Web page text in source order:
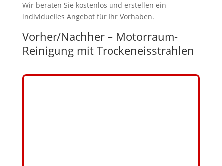
Wir beraten Sie kostenlos und erstellen ein
individuelles Angebot für Ihr Vorhaben.
Vorher/Nachher – Motorraum-
Reinigung mit Trockeneisstrahlen